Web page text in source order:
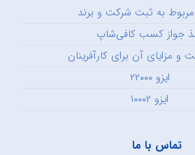
مربوط به ثبت شرکت و برند
جواز کسب کافی‌شاپ
مزایای آن برای کارآفرینان
ایزو ۲۲۰۰۰
ایزو ۱۰۰۰۲
تماس با ما